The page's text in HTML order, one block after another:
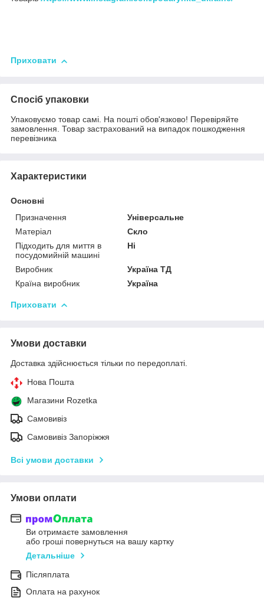
Приховати
Спосіб упаковки
Упаковуємо товар самі. На пошті обов'язково! Перевіряйте
замовлення. Товар застрахований на випадок пошкодження
перевізника
Характеристики
Основні
Призначення
Універсальне
Матеріал
Скло
Підходить для миття в
посудомийній машині
Ні
Виробник
Україна ТД
Країна виробник
Україна
Приховати
Умови доставки
Доставка здійснюється тільки по передоплаті.
Нова Пошта
Магазини Rozetka
Самовивіз
Самовивіз Запоріжжя
Всі умови доставки
Умови оплати
Ви отримаєте замовлення
або гроші повернуться на вашу картку
Детальніше
Післяплата
Оплата на рахунок